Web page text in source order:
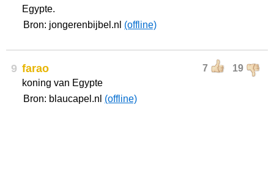
Egypte.
Bron: jongerenbijbel.nl (offline)
9 7 19
farao
koning van Egypte
Bron: blaucapel.nl (offline)